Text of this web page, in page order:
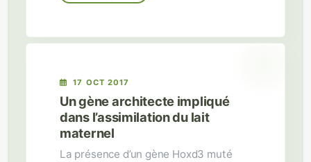
17 OCT 2017
Un gène architecte impliqué
dans l’assimilation du lait
maternel
La présence d’un gène Hoxd3 muté